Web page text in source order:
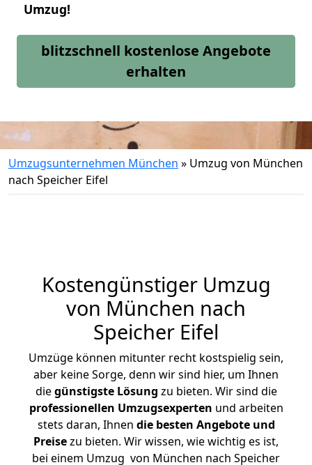
Umzug!
blitzschnell kostenlose Angebote
erhalten
Umzugsunternehmen München » Umzug von München
nach Speicher Eifel
Kostengünstiger Umzug
von München nach
Speicher Eifel
Umzüge können mitunter recht kostspielig sein,
aber keine Sorge, denn wir sind hier, um Ihnen
diegünstigste Lösung zu bieten. Wir sind die
professionellen Umzugsexperten und arbeiten
stets daran, Ihnen die besten Angebote und
Preisezu bieten. Wir wissen, wie wichtig es ist,
bei einem Umzug von München nach Speicher